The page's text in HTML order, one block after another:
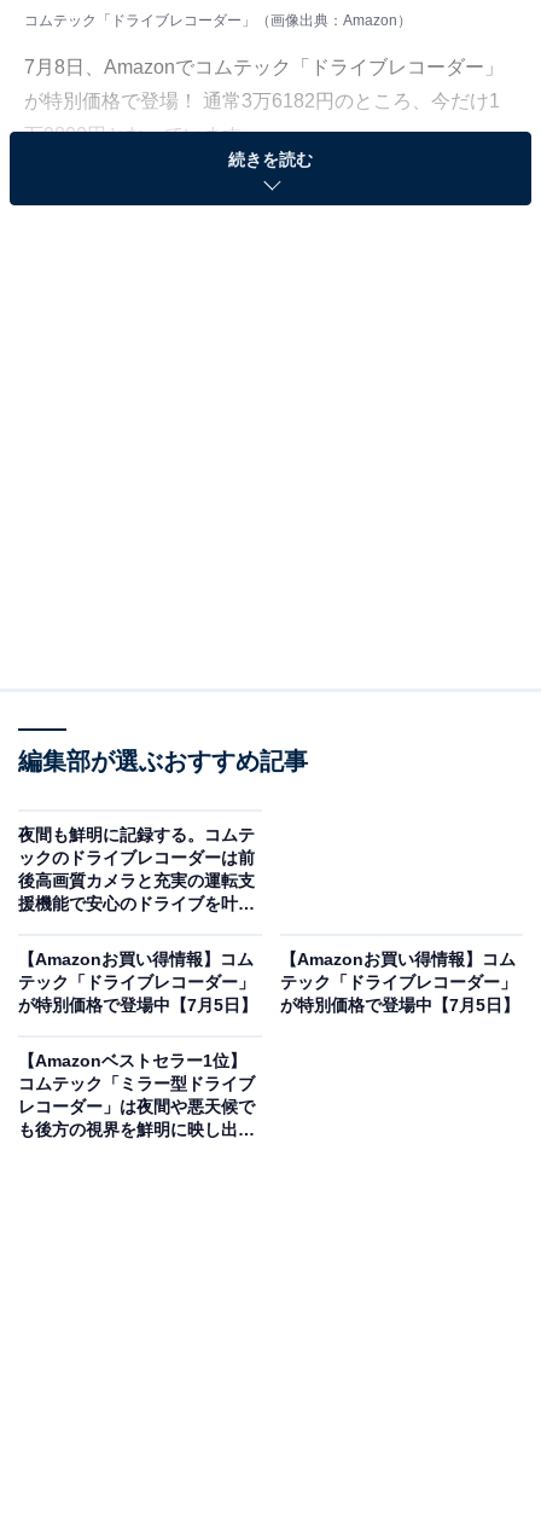
コムテック「ドライブレコーダー」（画像出典：Amazon）
7月8日、 Amazonでコムテック「ドライブレコーダー」
が特別価格で登場！ 通常3万6182円のところ、今だけ1
万9800円となっています。
そのほかにも注目の商品がラインナップされているので,
コムテックの「ドライブレコーダー」が限定価格
コムテック ドライブレコーダー ZDR055 STARVIS 2搭載
で夜間撮影性能向上 前後2カメラ 前後200万画素 FullHD
3年保証 常時録画 衝撃録画 駐車監視 高速起動 液晶 [出張
取付サービス対応]
Amazonで見る
続きを読む
編集部が選ぶおすすめ記事
夜間も鮮明に記録する。コムテ
ックのドライブレコーダーは前
後高画質カメラと充実の運転支
援機能で安心のドライブを叶え
【Amazonお買い得情報】コム
テック「ドライブレコーダー」
が特別価格で登場中【7月5日】
【Amazonお買い得情報】コム
テック「ドライブレコーダー」
が特別価格で登場中【7月5日】
【Amazonベストセラー1位】
コムテック「ミラー型ドライブ
レコーダー」は夜間や悪天候で
も後方の視界を鮮明に映し出す